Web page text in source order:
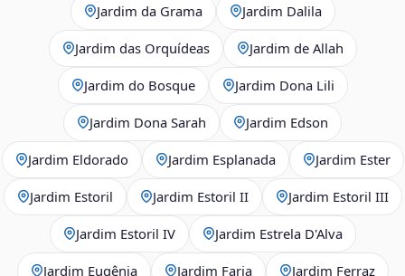
Jardim da Grama Jardim Dalila
Jardim das Orquídeas Jardim de Allah
Jardim do Bosque Jardim Dona Lili
Jardim Dona Sarah Jardim Edson
Jardim Eldorado Jardim Esplanada Jardim Ester
Jardim Estoril Jardim Estoril II Jardim Estoril III
Jardim Estoril IV Jardim Estrela D'Alva
Jardim Eugênia Jardim Faria Jardim Ferraz